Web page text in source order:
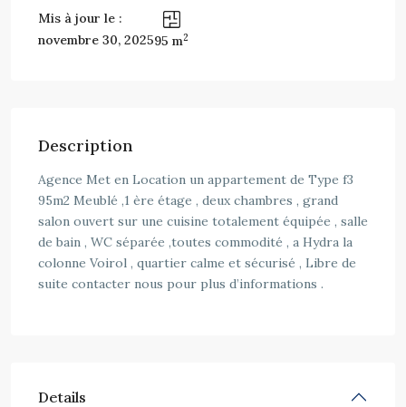
Mis à jour le :
novembre 30, 202595 m2
Description
Agence Met en Location un appartement de Type f3
95m2 Meublé ,1 ère étage , deux chambres , grand
salon ouvert sur une cuisine totalement équipée , salle
de bain , WC séparée ,toutes commodité , a Hydra la
colonne Voirol , quartier calme et sécurisé , Libre de
suite contacter nous pour plus d’informations .
Details